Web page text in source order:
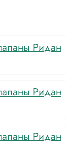
Ридан
Ридан
Ридан